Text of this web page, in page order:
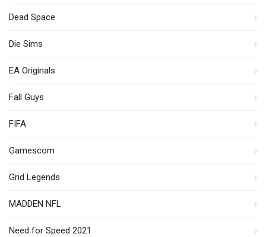
Dead Space
Die Sims
EA Originals
Fall Guys
FIFA
Gamescom
Grid Legends
MADDEN NFL
Need for Speed 2021